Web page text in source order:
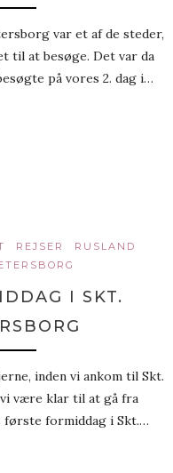
var et af de steder,
til at besøge. Det var da
på vores 2. dag i…
REJSER
RUSLAND
I SKT.
inden vi ankom til Skt.
være klar til at gå fra
første formiddag i Skt.…